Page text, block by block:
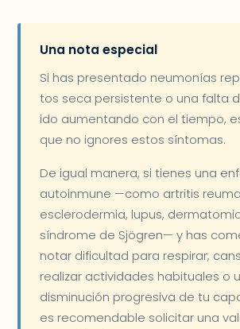
Una nota especial
Si has presentado neumonías
tos seca persistente o una falta
ido aumentando con el tiempo,
que no ignores estos síntomas.
De igual manera, si tienes una
autoinmune —como artritis
esclerodermia, lupus,
síndrome de Sjögren— y has
notar dificultad para respirar,
realizar actividades habituales o
disminución progresiva de tu
es recomendable solicitar una